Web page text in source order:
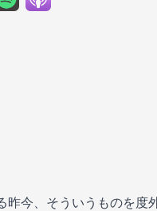
昨今、そういうものを